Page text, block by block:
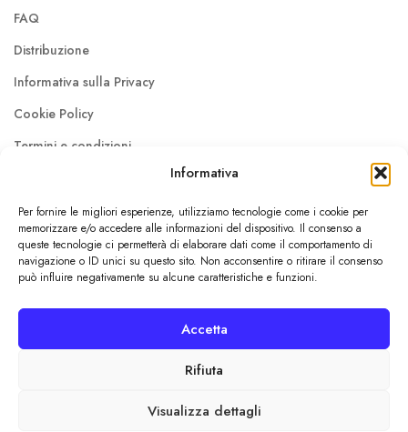
Informativa
Per fornire le migliori esperienze, utilizziamo tecnologie come i cookie per
memorizzare e/o accedere alle informazioni del dispositivo. Il consenso a
queste tecnologie ci permetterà di elaborare dati come il comportamento di
navigazione o ID unici su questo sito. Non acconsentire o ritirare il consenso
può influire negativamente su alcune caratteristiche e funzioni.
Accetta
Rifiuta
Visualizza dettagli
FAQ
Distribuzione
Informativa sulla Privacy
Cookie Policy
Termini e condizioni
Contattaci
Lavora con noi
© Dokusho Edizioni Srl 2026
Pisa / P.IVA: 02410240507 / REA: PI - 204992